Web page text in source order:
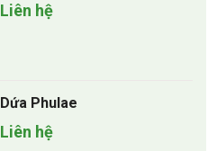
Liên hệ
Dứa Phulae
Liên hệ